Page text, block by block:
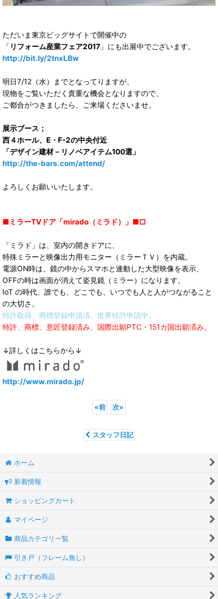
ただいま東京ビッグサイトで開催中の
「 リフォーム産業フェア2017 」にも出展中でございます。
http://bit.ly/2tnxLBw
明日7/12（水）までとなってりますが、
現物をご覧いただく貴重な機会となりますので、
ご都合がつきましたら、ご来場くださいませ。
展示ブース；
西４ホール、E・F-2の中央付近
「デザイン建材－リノベアイテム100選」
http://the-bars.com/attend/
よろしくお願いいたします。
■ミラーTVドア「mirado（ミラド）」■□
「ミラド」は、室内の開きドアに、
特殊ミラーと映像出力用モニター（ミラーＴＶ）を内蔵。
電源ON時は、鏡の中からスマホと連動した大型映像を表示、
OFFの時は画面が消えて姿見鏡（ミラー）になります。
IoT の時代、誰でも、どこでも、いつでも人と人がつながること
の大切さ。
特許取得、商標登録申請済。世界特許申請中。
特許、商標、意匠登録済み、国際出願PTC・151カ国出願済み。
↓詳しくはこちらから↓
http://www.mirado.jp/
«前 次»
スタッフ日記
ホーム
新着情報
ショッピングカート
マイページ
商品カテゴリ一覧
引き戸（フレーム無し）
おすすめ商品
人気ランキング